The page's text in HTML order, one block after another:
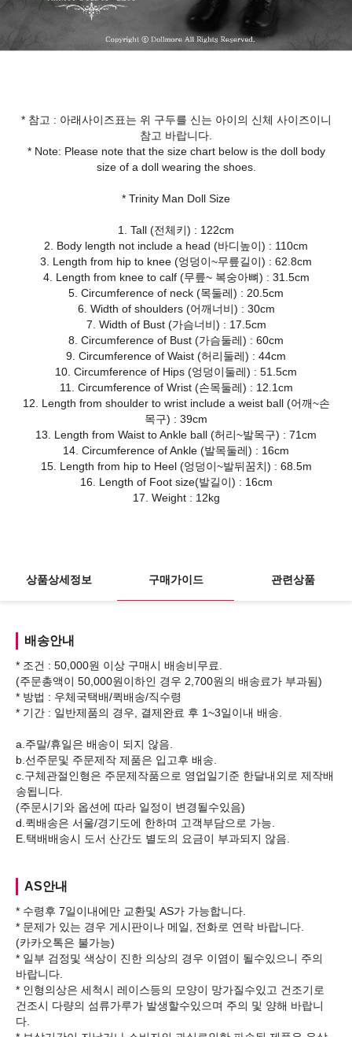
* 참고 : 아래사이즈표는 위 구두를 신는 아이의 신체 사이즈이니
참고 바랍니다.
* Note: Please note that the size chart below is the doll body
size of a doll wearing the shoes.
* Trinity Man Doll Size
1. Tall (전체키) : 122cm
2. Body length not include a head (바디높이) : 110cm
3. Length from hip to knee (엉덩이~무릎길이) : 62.8cm
4. Length from knee to calf (무릎~ 복숭아뼈) : 31.5cm
5. Circumference of neck (목둘레) : 20.5cm
6. Width of shoulders (어깨너비) : 30cm
7. Width of Bust (가슴너비) : 17.5cm
8. Circumference of Bust (가슴둘레) : 60cm
9. Circumference of Waist (허리둘레) : 44cm
10. Circumference of Hips (엉덩이둘레) : 51.5cm
11. Circumference of Wrist (손목둘레) : 12.1cm
12. Length from shoulder to wrist include a weist ball (어깨~손
목구) : 39cm
13. Length from Waist to Ankle ball (허리~발목구) : 71cm
14. Circumference of Ankle (발목둘레) : 16cm
15. Length from hip to Heel (엉덩이~발뒤꿈치) : 68.5m
16. Length of Foot size(발길이) : 16cm
17. Weight : 12kg
상품상세정보 구매가이드 관련상품
배송안내
* 조건 : 50,000원 이상 구매시 배송비무료.
(주문총액이 50,000원이하인 경우 2,700원의 배송료가 부과됨)
* 방법 : 우체국택배/퀵배송/직수령
* 기간 : 일반제품의 경우, 결제완료 후 1~3일이내 배송.
a.주말/휴일은 배송이 되지 않음.
b.선주문및 주문제작 제품은 입고후 배송.
c.구체관절인형은 주문제작품으로 영업일기준 한달내외로 제작배
송됩니다.
(주문시기와 옵션에 따라 일정이 변경될수있음)
d.퀵배송은 서울/경기도에 한하며 고객부담으로 가능.
AS안내
* 수령후 7일이내에만 교환및 AS가 가능합니다.
* 문제가 있는 경우 게시판이나 메일, 전화로 연락 바랍니다.
(카카오톡은 불가능)
* 일부 검정및 색상이 진한 의상의 경우 이염이 될수있으니 주의
바랍니다.
* 인형의상은 세척시 레이스등의 모양이 망가질수있고 건조기로
건조시 다량의 섬류가루가 발생할수있으며 주의 및 양해 바랍니
다.